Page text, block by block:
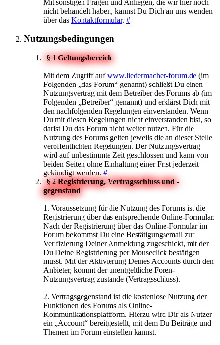
Mit sonstigen Fragen und Anliegen, die wir hier noch
nicht behandelt haben, kannst Du Dich an uns wenden
über das Kontaktformular. #
Nutzungsbedingungen
§ 1 Geltungsbereich
Mit dem Zugriff aufwww.liedermacher-forum.de (im
Folgenden „das Forum“ genannt) schließt Du einen
Nutzungsvertrag mit dem Betreiber des Forums ab (im
Folgenden „Betreiber“ genannt) und erklärst Dich mit
den nachfolgenden Regelungen einverstanden. Wenn
Du mit diesen Regelungen nicht einverstanden bist, so
darfst Du das Forum nicht weiter nutzen. Für die
Nutzung des Forums gelten jeweils die an dieser Stelle
veröffentlichten Regelungen. Der Nutzungsvertrag
wird auf unbestimmte Zeit geschlossen und kann von
beiden Seiten ohne Einhaltung einer Frist jederzeit
gekündigt werden.#
§ 2 Registrierung, Vertragsschluss und -
gegenstand
1. Voraussetzung für die Nutzung des Forums ist die
Registrierung über das entsprechende Online-Formular.
Nach der Registrierung über das Online-Formular im
Forum bekommst Du eine Bestätigungsemail zur
Verifizierung Deiner Anmeldung zugeschickt, mit der
Du Deine Registrierung per Mouseclick bestätigen
musst. Mit der Aktivierung Deines Accounts durch den
Anbieter, kommt der unentgeltliche Foren-
Nutzungsvertrag zustande (Vertragsschluss).
2. Vertragsgegenstand ist die kostenlose Nutzung der
Funktionen des Forums als Online-
Kommunikationsplattform. Hierzu wird Dir als Nutzer
ein „Account“ bereitgestellt, mit dem Du Beiträge und
Themen im Forum einstellen kannst.